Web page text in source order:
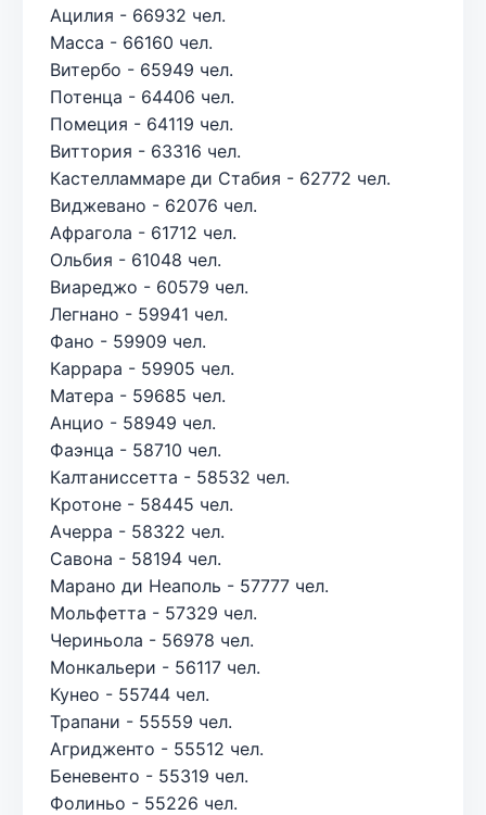
Ацилия - 66932 чел.
Масса - 66160 чел.
Витербо - 65949 чел.
Потенца - 64406 чел.
Помеция - 64119 чел.
Виттория - 63316 чел.
Кастелламмаре ди Стабия - 62772 чел.
Виджевано - 62076 чел.
Афрагола - 61712 чел.
Ольбия - 61048 чел.
Виареджо - 60579 чел.
Легнано - 59941 чел.
Фано - 59909 чел.
Каррара - 59905 чел.
Матера - 59685 чел.
Анцио - 58949 чел.
Фаэнца - 58710 чел.
Калтаниссетта - 58532 чел.
Кротоне - 58445 чел.
Ачерра - 58322 чел.
Савона - 58194 чел.
Марано ди Неаполь - 57777 чел.
Мольфетта - 57329 чел.
Чериньола - 56978 чел.
Монкальери - 56117 чел.
Кунео - 55744 чел.
Трапани - 55559 чел.
Агридженто - 55512 чел.
Беневенто - 55319 чел.
Фолиньо - 55226 чел.